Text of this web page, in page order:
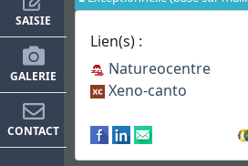
SAISIE
GALERIE
CONTACT
Lien(s) :
Natureocentre
Xeno-canto